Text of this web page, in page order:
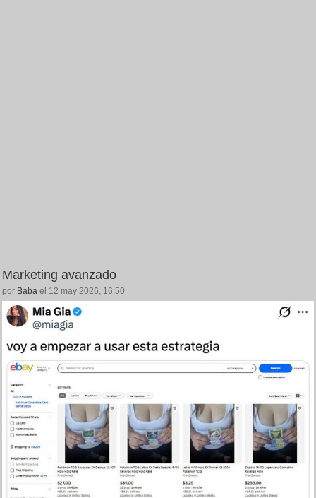
Marketing avanzado
por Baba el 12 may 2026, 16:50